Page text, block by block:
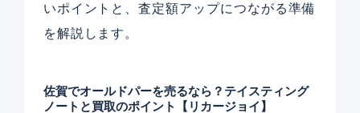
いポイントと、査定額アップにつながる準備
を解説します。
佐賀でオールドパーを売るなら？テイスティング
ノートと買取のポイント【リカージョイ】